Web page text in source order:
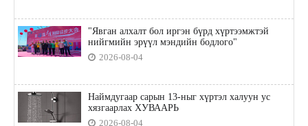
"Явган алхалт бол иргэн бүрд хүртээмжтэй
нийгмийн эрүүл мэндийн бодлого"
2026-08-04
Наймдугаар сарын 13-ныг хүртэл халуун ус
хязгаарлах ХУВААРЬ
2026-08-04